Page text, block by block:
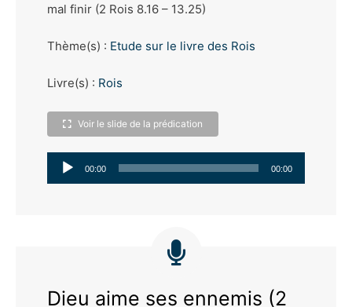
mal finir (2 Rois 8.16 – 13.25)
Thème(s) : Etude sur le livre des Rois
Livre(s) : Rois
Voir le slide de la prédication
Lecteur
00:00 00:00
Dieu aime ses ennemis (2